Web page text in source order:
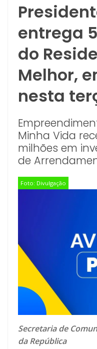
entrega
do
Melhor,
nesta
Minha Vida
milhões em
de
Foto: Divulgação
Secretaria de
da República